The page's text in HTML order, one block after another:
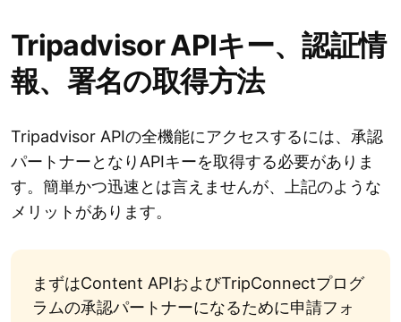
Tripadvisor APIキー、認証情
報、署名の取得方法
Tripadvisor APIの全機能にアクセスするには、承認
パートナーとなりAPIキーを取得する必要がありま
す。簡単かつ迅速とは言えませんが、上記のような
メリットがあります。
まずはContent APIおよびTripConnectプログ
ラムの承認パートナーになるために申請フォ